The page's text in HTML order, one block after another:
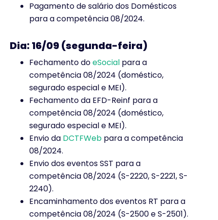
Pagamento de salário dos Domésticos
para a competência 08/2024.
Dia: 16/09 (segunda-feira)
Fechamento doeSocial para a
competência 08/2024 (doméstico,
segurado especial e MEI).
Fechamento da EFD-Reinf para a
competência 08/2024 (doméstico,
segurado especial e MEI).
Envio da DCTFWeb para a competência
08/2024.
Envio dos eventos SST para a
competência 08/2024 (S-2220, S-2221, S-
2240).
Encaminhamento dos eventos RT para a
competência 08/2024 (S-2500 e S-2501).